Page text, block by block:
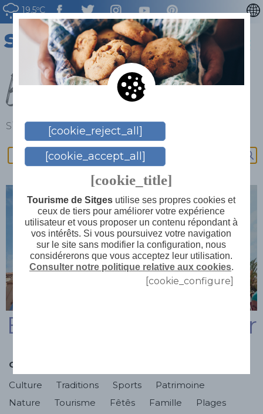
19.5ºC
CATALÀ
ENGLISH
ESPAÑOL
Blog
Sitges > Blog
5 conseils pour vivre pleinement la
Fiesta Mayor de Sitges
Beaucoup à partager
Catégories
Culture
Traditions Sports
Patrimoine
Nature
Tourisme Fêtês Famille
Plages
[cookie_reject_all]
[cookie_accept_all]
[cookie_title]
Tourisme de Sitges utilise ses propres cookies et
ceux de tiers pour améliorer votre expérience
utilisateur et vous proposer un contenu répondant à
vos intérêts. Si vous poursuivez votre navigation
sur le site sans modifier la configuration, nous
considérerons que vous acceptez leur utilisation.
Consulter notre politique relative aux cookies.
[cookie_configure]